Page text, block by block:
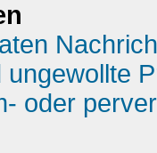
oder